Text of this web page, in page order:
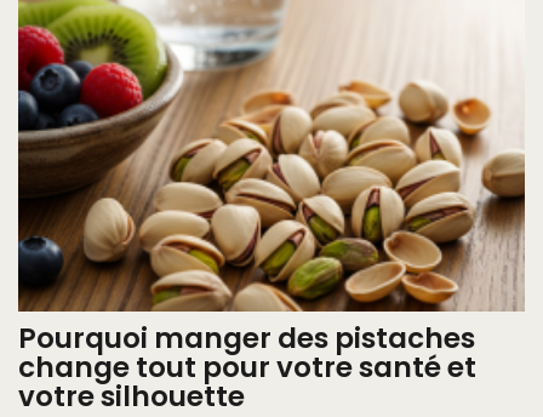
Pourquoi manger des pistaches
change tout pour votre santé et
votre silhouette